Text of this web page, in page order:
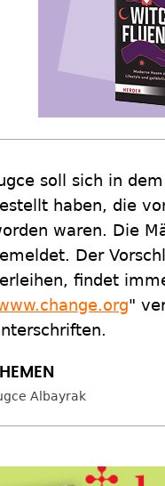
soll sich in
haben, die
waren. Die
Der
findet
"
Albayrak